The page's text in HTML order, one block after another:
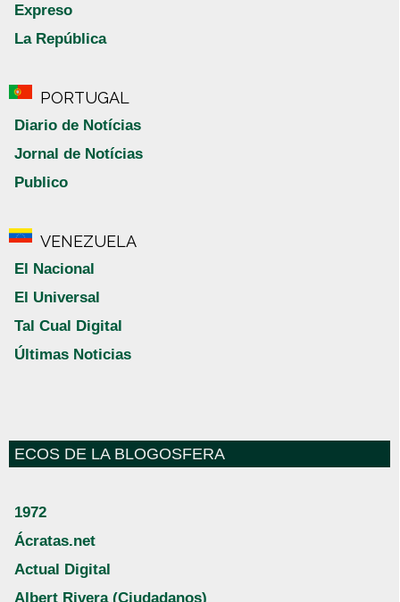
Expreso
La República
PORTUGAL
Diario de Notícias
Jornal de Notícias
Publico
VENEZUELA
El Nacional
El Universal
Tal Cual Digital
Últimas Noticias
ECOS DE LA BLOGOSFERA
1972
Ácratas.net
Actual Digital
Albert Rivera (Ciudadanos)